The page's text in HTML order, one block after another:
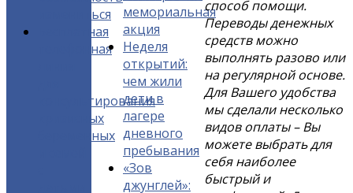
измениться
Бесплатная
телефонная
консультирования
кризисных
беременных
мемориальная
акция
Неделя
открытий:
чем жили
дети в
лагере
дневного
пребывания
«Зов
джунглей»:
способ помощи.
Переводы денежных
средств можно
выполнять разово или
на регулярной основе.
Для Вашего удобства
мы сделали несколько
видов оплаты – Вы
можете выбрать для
себя наиболее
быстрый и